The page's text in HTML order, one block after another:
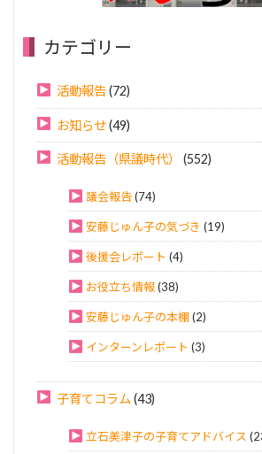
カテゴリー
活動報告(72)
お知らせ(49)
活動報告（県議時代） (552)
議会報告(74)
安藤じゅん子の気づき (19)
後援会レポート (4)
お役立ち情報(38)
安藤じゅん子の本棚(2)
インターンレポート (3)
子育てコラム (43)
立石美津子の子育てアドバイス